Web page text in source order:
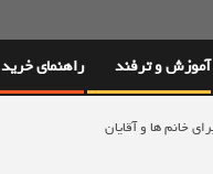
آموزش و ترفند راهنمای خرید
خانم ها و آقایان